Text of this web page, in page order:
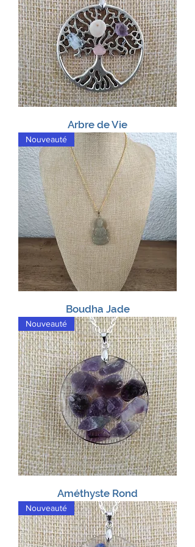
Arbre de Vie
Nouveauté
Boudha Jade
Nouveauté
Améthyste Rond
Nouveauté